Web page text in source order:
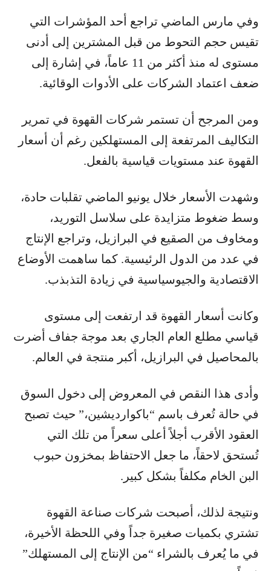
وفي مارس الماضي تراجع أحد المؤشرات التي
تقيس حجم التحوط من قبل المشترين إلى أدنى
مستوى له منذ أكثر من 11 عاماً، في إشارة إلى
ضعف اعتماد الشركات على الأدوات الوقائية.
ومن المرجح أن تستمر شركات القهوة في تمرير
التكاليف المرتفعة إلى المستهلكين رغم أن أسعار
القهوة عند مستويات قياسية بالفعل.
وشهدت الأسعار خلال يونيو الماضي تقلبات حادة،
وسط ضغوط متزايدة على سلاسل التوريد،
ومخاوف من الصقيع في البرازيل، وتراجع الإنتاج
في عدد من الدول الرئيسية. كما ساهمت الأوضاع
الاقتصادية والجيوسياسية في زيادة التذبذب.
وكانت أسعار القهوة قد ارتفعت إلى مستوى
قياسي مطلع العام الجاري بعد موجة جفاف أضرت
بالمحاصيل في البرازيل، أكبر منتجة في العالم.
وأدى هذا النقص في المعروض إلى دخول السوق
في حالة تُعرف باسم “باكوارديشين،” حيث تصبح
العقود الأقرب أجلاً أعلى سعراً من تلك التي
تُستحق لاحقاً، ما جعل الاحتفاظ بمخزون حبوب
البن الخام مكلفاً بشكل كبير.
ونتيجة لذلك، أصبحت شركات صناعة القهوة
تشتري بكميات صغيرة جداً وفي اللحظة الأخيرة،
في ما يُعرف بالشراء “من الإنتاج إلى المستهلك”